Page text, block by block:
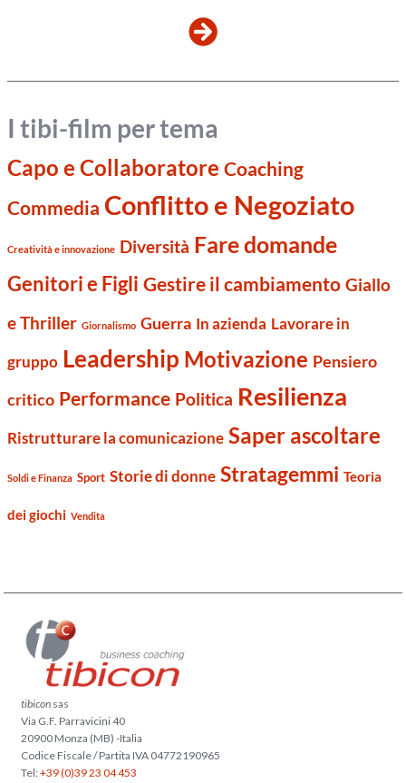
I tibi-film per tema
Capo e Collaboratore Coaching
Commedia Conflitto e Negoziato
Creatività e innovazione Diversità Fare domande
Genitori e Figli Gestire il cambiamento Giallo
e Thriller Giornalismo Guerra In azienda Lavorare in
gruppo Leadership Motivazione Pensiero
critico Performance Politica Resilienza
Ristrutturare la comunicazione Saper ascoltare
Soldi e Finanza Sport Storie di donne Stratagemmi Teoria
dei giochi Vendita
tibicon sas
Via G.F. Parravicini 40
20900 Monza (MB) -Italia
Codice Fiscale / Partita IVA 04772190965
Tel:+39 (0)39 23 04 453